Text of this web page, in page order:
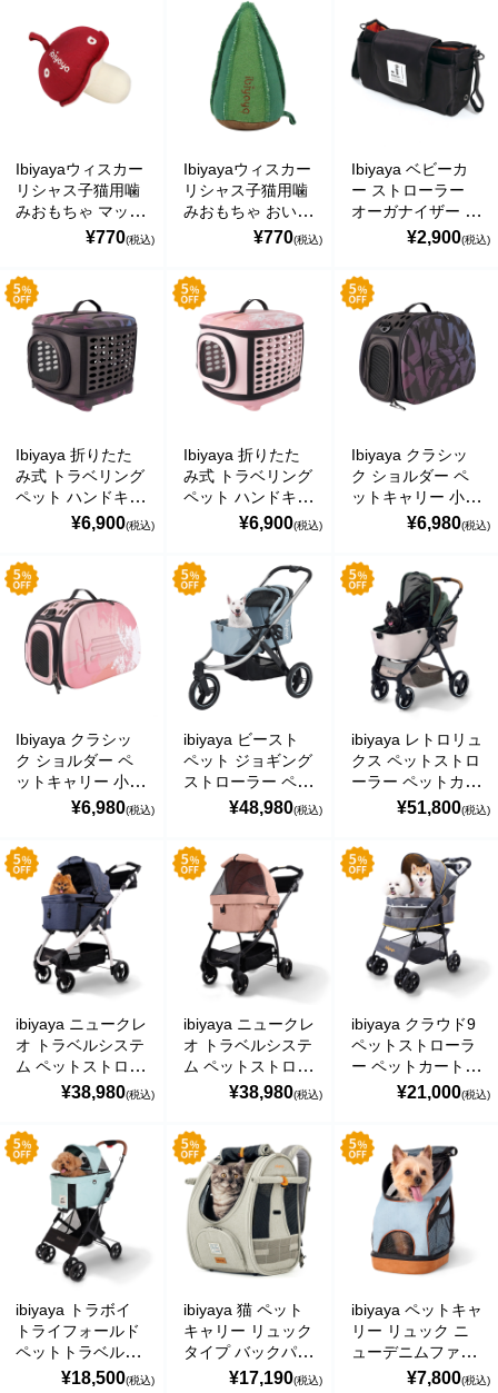
小型犬Speedy
Fold イビヤヤ
FS2470-T
0度から22度まで
の傾斜角度調節が
可能 イビヤヤ
FP0005
ギー ハンドル 2カ
ップ イビヤヤ
FP0010
Ibiyayaウィスカー
リシャス子猫用噛
みおもちゃ マッシ
ュルーム イビヤヤ
¥770(税込)
Ibiyayaウィスカー
リシャス子猫用噛
みおもちゃ おいし
いオクラ イビヤヤ
¥770(税込)
Ibiyaya ベビーカ
ー ストローラー
オーガナイザー 犬
の散歩用に設計 ブ
FP0032-B
¥2,900(税込)
Ibiyaya 折りたた
み式 トラベリング
ペット ハンドキャ
リー スターダスト
猫 うさぎ ペット
キャリー 通気性
ケース おでかけ
旅行 通院 軽量
Collapsible
Traveling Pet
Hand Carrier イビ
¥6,900(税込)
Ibiyaya 折りたた
み式 トラベリング
ペット ハンドキャ
リー ピンクサンセ
犬 犬 猫 うさぎ ペ
ットキャリー 通気
性 ケース おでか
け 旅行 通院 軽量
Collapsible
Traveling Pet
Hand Carrier イビ
ヤヤ FC1006-P
¥6,900(税込)
Ibiyaya クラシッ
ク ショルダー ペ
ットキャリー 小動
物 小型犬 犬 猫 う
ス おでかけ 旅行
通院 バッグ 折り
たたみ簡単
Collapsible
Shoulder Pet
Carrier スターダス
ト イビヤヤ
FC1007-B
¥6,980(税込)
Ibiyaya クラシッ
ク ショルダー ペ
ットキャリー 小動
物 小型犬 犬 猫 う
ス おでかけ 旅行
通院 バッグ 折り
たたみ簡単
Collapsible
Shoulder Pet
Carrier ピンクサン
セット イビヤヤ
FC1007-P
¥6,980(税込)
ibiyaya ビースト
ペット ジョギング
ストローラー ペッ
トカート (フラッ
重約25kg 多頭 中
型犬 小型犬 ブラ
ンド おしゃれ The
Beast Pet Jogging
Stroller イビヤヤ
FS2149
¥48,980(税込)
ibiyaya レトロリュ
クス ペットストロ
ーラー ペットカー
ト (ソフトセージ)
ベビーカー おすす
め 多頭 中型犬 小
型犬 分離型 ブラ
ンド おしゃれ 4輪
折りたたみ 通気性
散歩 おでかけ
Retro Luxe Pet
Stroller イビヤヤ
¥51,800(税込)
ibiyaya ニュークレ
オ トラベルシステ
ム ペットストロー
ラー 3WAY ペット
ーンズ) 耐荷重約
20kg おすすめ 多
頭 中型犬 小型犬
ブランド おしゃれ
New CLEO Travel
System Pet
Stroller イビヤヤ
FS2191
¥38,980(税込)
ibiyaya ニュークレ
オ トラベルシステ
ム ペットストロー
ラー 3WAY ペット
ピンク) 耐荷重約
20kg おすすめ 多
頭 中型犬 小型犬
ブランド おしゃれ
New CLEO Travel
System Pet
Stroller イビヤヤ
FS2191
¥38,980(税込)
ibiyaya クラウド9
ペットストローラ
ー ペットカート
(マスタードイエロ
おすすめ 多頭 中
型犬 小型犬 ブラ
ンド おしゃれ お
でかけ Cloud 9
Pet Stroller イビヤ
ヤ FS2010
¥21,000(税込)
ibiyaya トラボイ
トライフォールド
ペットトラベルシ
ステム 3WAY ペッ
¥18,500(税込)
ibiyaya 猫 ペット
キャリー リュック
タイプ バックパッ
ク 小型犬 子犬 耐
¥17,190(税込)
ibiyaya ペットキャ
リー リュック ニ
ューデニムファン
ライトウェイト ペ
¥7,800(税込)
動物モチーフグッズ
日用品・雑貨
バッグ・カート
美容
アクセサリー
アウトドア
健康・フィットネス
防災用品・保存食品
ガーデニング
おもちゃ・ホビー
ベビーおもちゃ・子供用品
賞味期限間近・訳あり大特価
直輸入品
商品一覧
ブランドから探す
MESH ジュエリー
Bellini バッグ(イタリア)
TEJAKULA 塩
YOPE
kusuguru Japan
noa family
MARNA マーナ
DULTON ダルトン